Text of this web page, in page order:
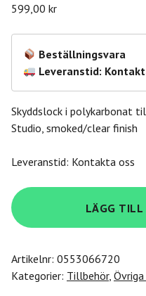
599,00 kr
Beställningsvara
Leveranstid:
Skyddslock i polykarbonat
Studio, smoked/clear finish
Leveranstid: Kontakta oss
Decksaver
Maschine
Studio
LÄGG TILL
Artikelnr: 0553066720
Kategorier: Tillbehör,